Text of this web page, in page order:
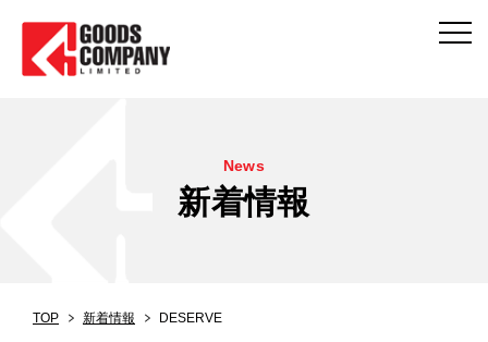
News
新着情報
TOP 新着情報 DESERVE